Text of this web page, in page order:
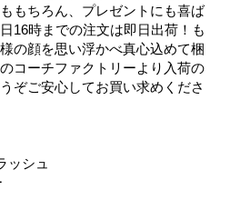
もちろん、プレゼントにも喜ば
16時までの注文は即日出荷！も
の顔を思い浮かべ真心込めて梱
コーチファクトリーより入荷の
ぞご安心してお買い求めくださ
ッシュ